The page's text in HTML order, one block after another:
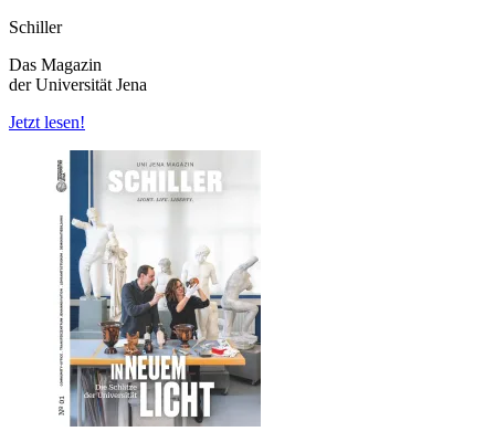
Schiller
Das Magazin
der Universität Jena
Jetzt lesen!